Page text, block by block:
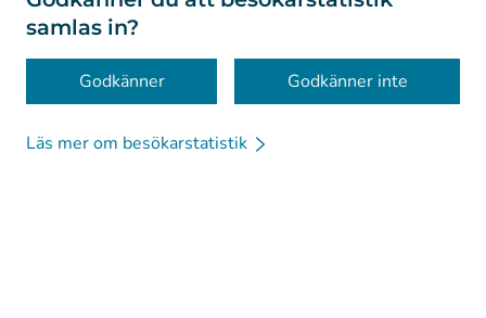
samlas in?
Godkänner Godkänner inte
Läs mer om besökarstatistik
Tillgänglighet
Kakor